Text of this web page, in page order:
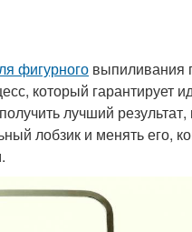
фигурного выпиливания
который гарантирует
лучший
лобзик и менять его,